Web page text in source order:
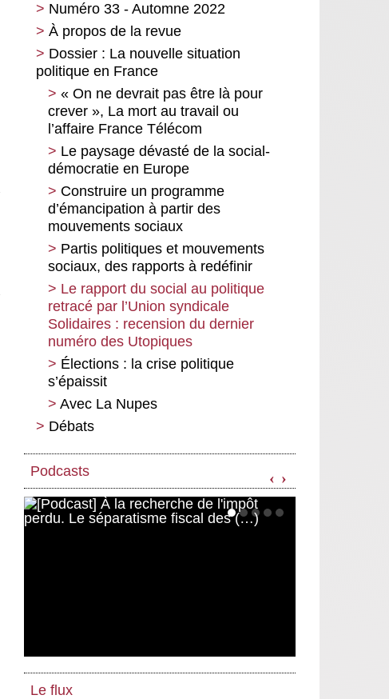
Numéro 33 - Automne 2022
À propos de la revue
Dossier : La nouvelle situation
politique en France
« On ne devrait pas être là pour
crever », La mort au travail ou
l’affaire France Télécom
Le paysage dévasté de la social-
démocratie en Europe
Construire un programme
d’émancipation à partir des
mouvements sociaux
Partis politiques et mouvements
sociaux, des rapports à redéfinir
Le rapport du social au politique
retracé par l’Union syndicale
Solidaires : recension du dernier
numéro des Utopiques
Élections : la crise politique
s’épaissit
Avec La Nupes
Débats
ou partie pour durer ?
La financiarisation de l’eau,
menace fantasmée ou réelle ?
Derrière la réforme, des retraites
Podcasts ‹ ›
Le flux